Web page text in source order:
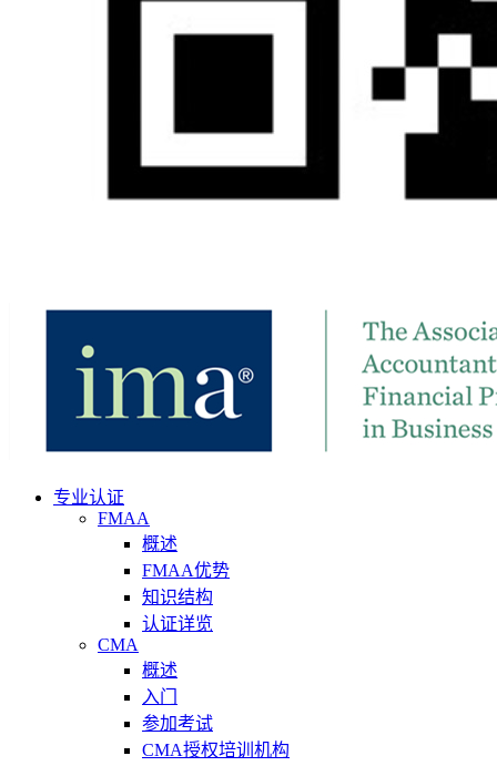
专业认证
FMAA
概述
FMAA优势
知识结构
认证详览
CMA
概述
入门
参加考试
CMA授权培训机构